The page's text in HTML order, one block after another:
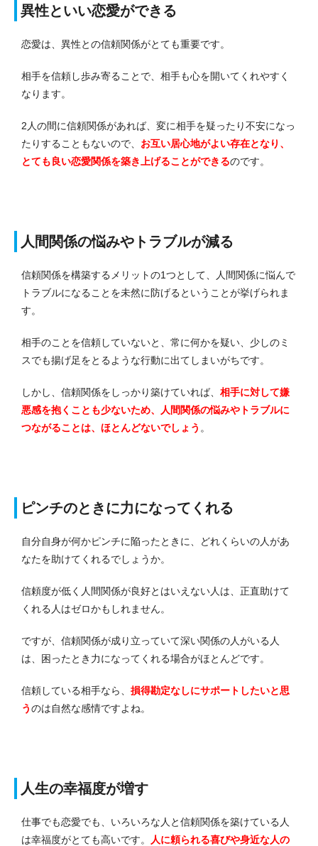
異性といい恋愛ができる
恋愛は、異性との信頼関係がとても重要です。
相手を信頼し歩み寄ることで、相手も心を開いてくれやすく
なります。
2人の間に信頼関係があれば、変に相手を疑ったり不安になっ
たりすることもないので、 お互い居心地がよい存在となり、
とても良い恋愛関係を築き上げることができるのです。
人間関係の悩みやトラブルが減る
信頼関係を構築するメリットの1つとして、人間関係に悩んで
トラブルになることを未然に防げるということが挙げられま
す。
相手のことを信頼していないと、常に何かを疑い、少しのミ
スでも揚げ足をとるような行動に出てしまいがちです。
しかし、信頼関係をしっかり築けていれば、 相手に対して嫌
悪感を抱くことも少ないため、人間関係の悩みやトラブルに
つながることは、ほとんどないでしょう 。
ピンチのときに力になってくれる
自分自身が何かピンチに陥ったときに、どれくらいの人があ
なたを助けてくれるでしょうか。
信頼度が低く人間関係が良好とはいえない人は、正直助けて
くれる人はゼロかもしれません。
ですが、信頼関係が成り立っていて深い関係の人がいる人
は、困ったとき力になってくれる場合がほとんどです。
信頼している相手なら、 損得勘定なしにサポートしたいと思
うのは自然な感情ですよね。
人生の幸福度が増す
仕事でも恋愛でも、いろいろな人と信頼関係を築けている人
は幸福度がとても高いです。
人に頼られる喜びや身近な人の